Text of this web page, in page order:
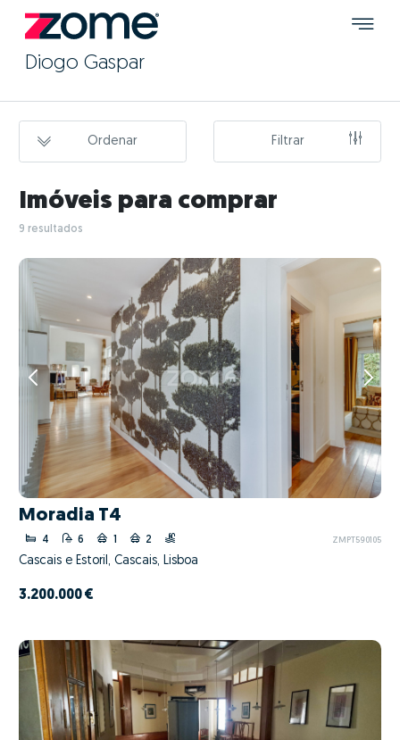
Diogo Gaspar
Ordenar Filtrar
Imóveis para comprar
9 resultados
Moradia T4
4 6 1 2 ZMPT590105
Cascais e Estoril, Cascais, Lisboa
3.200.000 €